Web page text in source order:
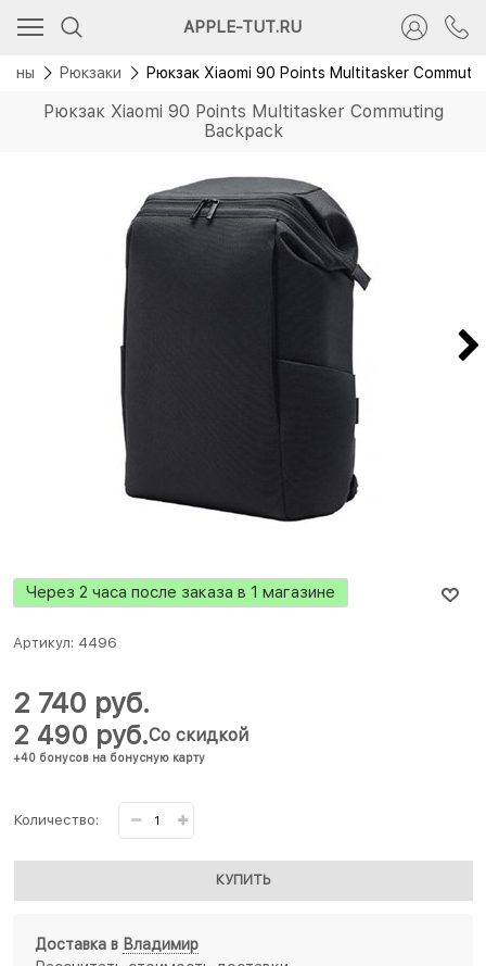
APPLE-TUT.RU
Рюкзаки Рюкзак Xiaomi 90 Points Multitasker
Рюкзак Xiaomi 90 Points Multitasker Commuting
Backpack
Через 2 часа после заказа в 1 магазине
Артикул: 4496
2 490 руб.
+40 бонусов на бонусную карту
Со скидкой
2 740 руб.
Количество:
КУПИТЬ
Доставка в Владимир